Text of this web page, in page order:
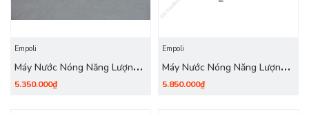
Empoli
Máy Nước Nóng Năng Lượng
Mặt Trời Empoli 180 Lít (18
5.350.000₫
Empoli
Máy Nước Nóng Năng Lượng
Mặt Trời Empoli 200 Lít (20
5.850.000₫